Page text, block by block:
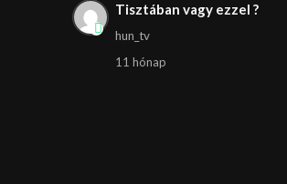
Tisztában vagy ezzel ?
hun_tv
11 hónap